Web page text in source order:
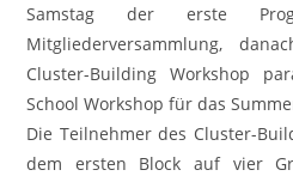
Samstag der erste
Mitgliederversammlung,
Cluster-Building Workshop
School Workshop für das
Die Teilnehmer des Cluster-
dem ersten Block auf vier